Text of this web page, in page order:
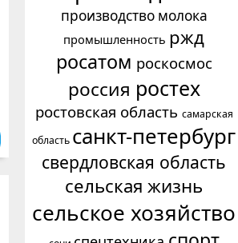
производство молока
промышленность ржд
росатом роскосмос
россия ростех
ростовская область самарская
область санкт-петербург
свердловская область
сельская жизнь
сельское хозяйство